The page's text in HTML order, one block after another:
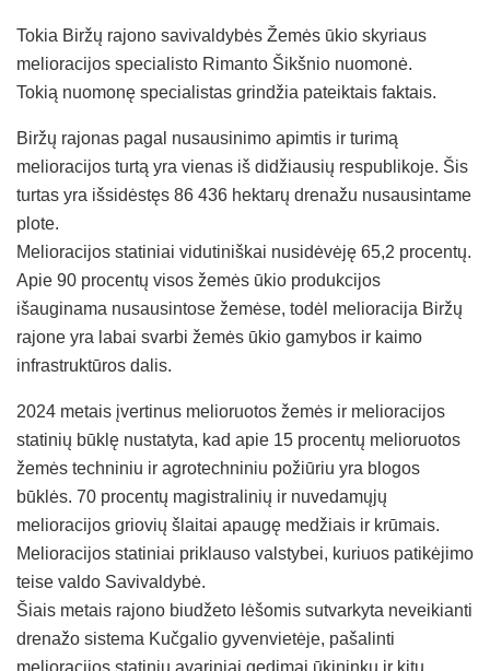
Tokia Biržų rajono savivaldybės Žemės ūkio skyriaus
melioracijos specialisto Rimanto Šikšnio nuomonė.
Tokią nuomonę specialistas grindžia pateiktais faktais.
Biržų rajonas pagal nusausinimo apimtis ir turimą
melioracijos turtą yra vienas iš didžiausių respublikoje. Šis
turtas yra išsidėstęs 86 436 hektarų drenažu nusausintame
plote.
Melioracijos statiniai vidutiniškai nusidėvėję 65,2 procentų.
Apie 90 procentų visos žemės ūkio produkcijos
išauginama nusausintose žemėse, todėl melioracija Biržų
rajone yra labai svarbi žemės ūkio gamybos ir kaimo
infrastruktūros dalis.
2024 metais įvertinus melioruotos žemės ir melioracijos
statinių būklę nustatyta, kad apie 15 procentų melioruotos
žemės techniniu ir agrotechniniu požiūriu yra blogos
būklės. 70 procentų magistralinių ir nuvedamųjų
melioracijos griovių šlaitai apaugę medžiais ir krūmais.
Melioracijos statiniai priklauso valstybei, kuriuos patikėjimo
teise valdo Savivaldybė.
Šiais metais rajono biudžeto lėšomis sutvarkyta neveikianti
drenažo sistema Kučgalio gyvenvietėje, pašalinti
melioracijos statinių avariniai gedimai ūkininkų ir kitų